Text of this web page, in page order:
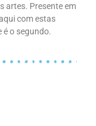
artes. Presente em
com estas
é o segundo.